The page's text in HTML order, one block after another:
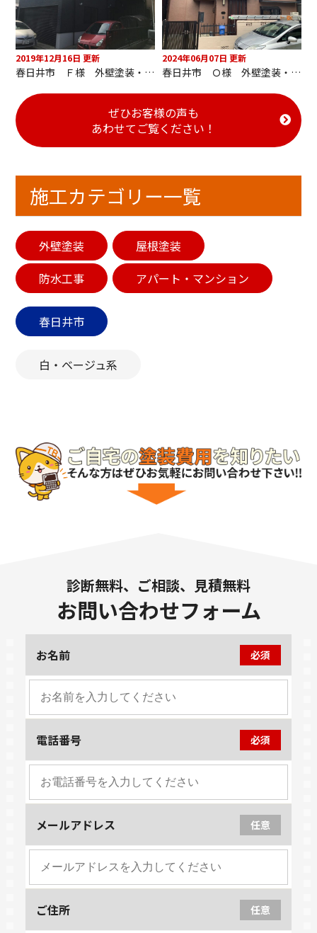
2019年12月16日 更新
春日井市 Ｆ様 外壁塗装・屋根塗装・防水工事
2024年06月07日 更新
春日井市 Ｏ様 外壁塗装・屋根塗装・防水工事
ぜひお客様の声も
あわせてご覧ください！
施工カテゴリー一覧
外壁塗装
屋根塗装
防水工事
アパート・マンション
春日井市
白・ベージュ系
診断無料、ご相談、見積無料
お問い合わせフォーム
お名前 必須
電話番号 必須
メールアドレス 任意
ご住所 任意